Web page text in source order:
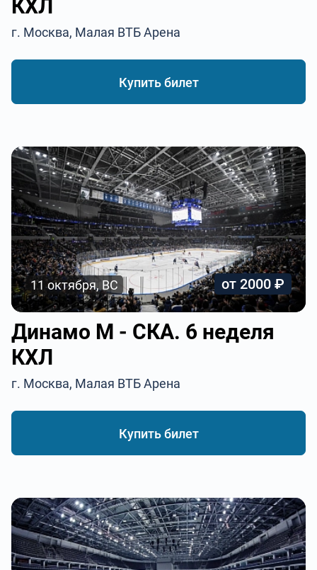
КХЛ
г. Москва, Малая ВТБ Арена
Купить билет
11 октября, ВС от 2000 ₽
Динамо М - СКА. 6 неделя
КХЛ
г. Москва, Малая ВТБ Арена
Купить билет